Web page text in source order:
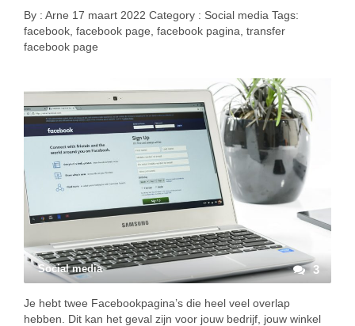
By : Arne 17 maart 2022 Category : Social media Tags:
facebook facebook page facebook pagina transfer
facebook page
Social media 3
Je hebt twee Facebookpagina’s die heel veel overlap
hebben. Dit kan het geval zijn voor jouw bedrijf, jouw winkel